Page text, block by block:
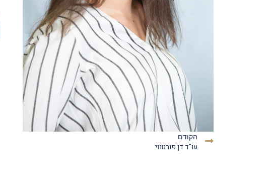
הקודם
עו"ד דן פורטנוי